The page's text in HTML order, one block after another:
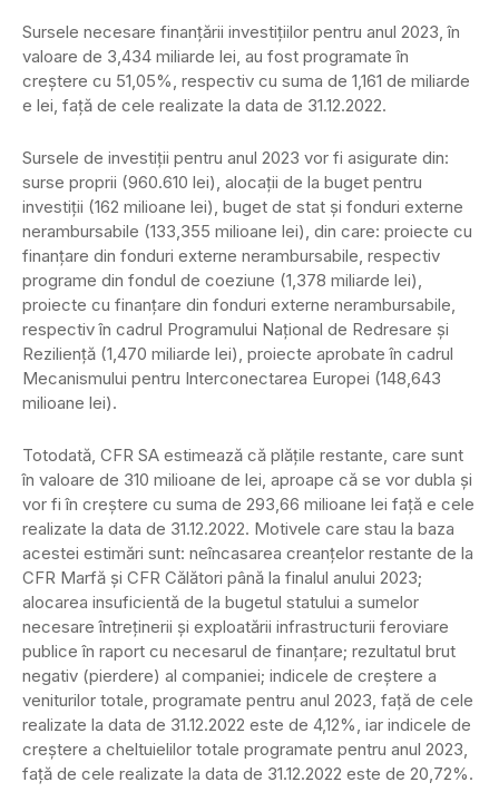
Sursele necesare finanţării investiţiilor pentru anul 2023, în
valoare de 3,434 miliarde lei, au fost programate în
creştere cu 51,05%, respectiv cu suma de 1,161 de miliarde
e lei, faţă de cele realizate la data de 31.12.2022.
Sursele de investiţii pentru anul 2023 vor fi asigurate din:
surse proprii (960.610 lei), alocaţii de la buget pentru
investiţii (162 milioane lei), buget de stat şi fonduri externe
nerambursabile (133,355 milioane lei), din care: proiecte cu
finanţare din fonduri externe nerambursabile, respectiv
programe din fondul de coeziune (1,378 miliarde lei),
proiecte cu finanţare din fonduri externe nerambursabile,
respectiv în cadrul Programului Naţional de Redresare şi
Rezilienţă (1,470 miliarde lei), proiecte aprobate în cadrul
Mecanismului pentru Interconectarea Europei (148,643
milioane lei).
Totodată, CFR SA estimează că plăţile restante, care sunt
în valoare de 310 milioane de lei, aproape că se vor dubla şi
vor fi în creştere cu suma de 293,66 milioane lei faţă e cele
realizate la data de 31.12.2022. Motivele care stau la baza
acestei estimări sunt: neîncasarea creanţelor restante de la
CFR Marfă şi CFR Călători până la finalul anului 2023;
alocarea insuficientă de la bugetul statului a sumelor
necesare întreţinerii şi exploatării infrastructurii feroviare
publice în raport cu necesarul de finanţare; rezultatul brut
negativ (pierdere) al companiei; indicele de creştere a
veniturilor totale, programate pentru anul 2023, faţă de cele
realizate la data de 31.12.2022 este de 4,12%, iar indicele de
creştere a cheltuielilor totale programate pentru anul 2023,
faţă de cele realizate la data de 31.12.2022 este de 20,72%.